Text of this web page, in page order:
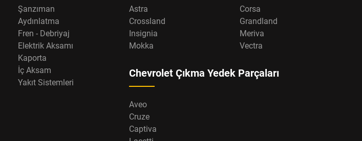
Şanzıman
Aydınlatma
Fren - Debriyaj
Elektrik Aksamı
Kaporta
İç Aksam
Yakıt Sistemleri
Astra
Corsa
Crossland
Grandland
Insignia
Meriva
Mokka
Vectra
Chevrolet Çıkma Yedek Parçaları
Aveo
Cruze
Captiva